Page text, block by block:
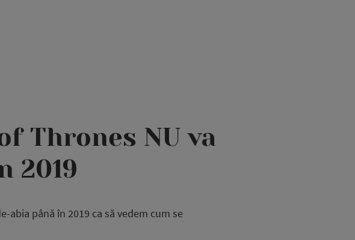
Thrones NU va
2019
abia până în 2019 ca să vedem cum se